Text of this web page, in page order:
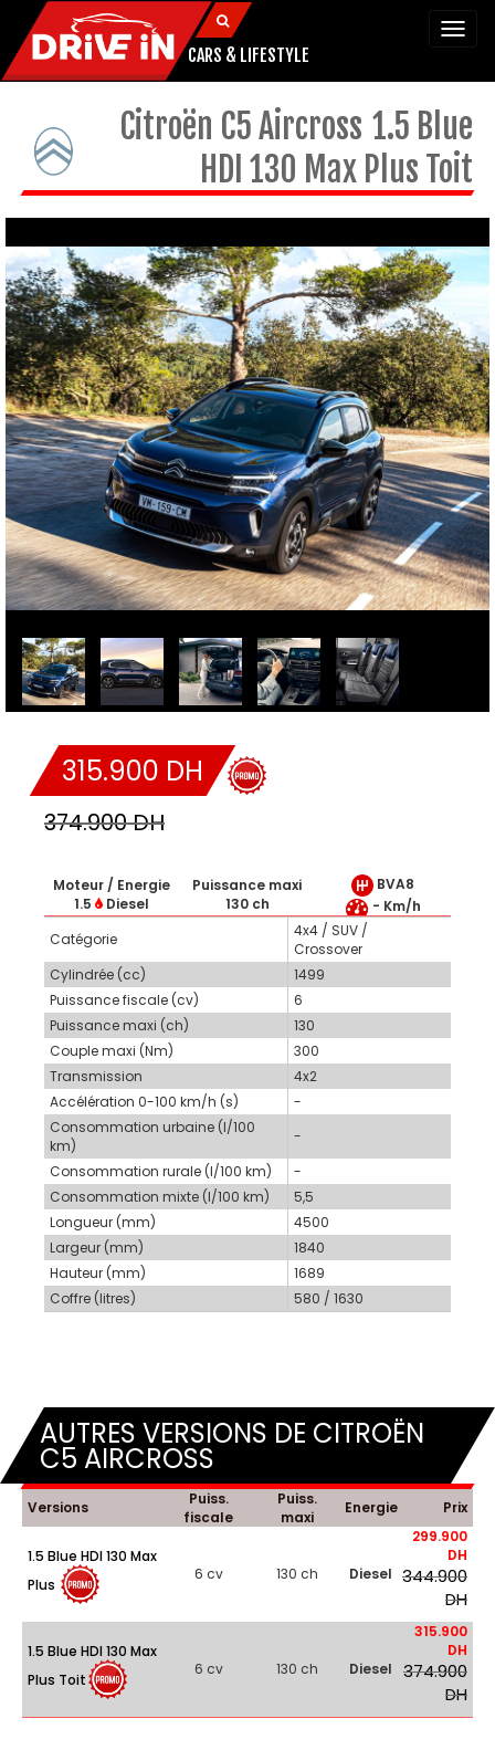
CARS & LIFESTYLE
Citroën C5 Aircross 1.5 Blue
HDI 130 Max Plus Toit
315.900 DH
374.900 DH
Moteur / Energie
1.5
Diesel
Puissance maxi
130 ch
BVA8
- Km/h
Catégorie
4x4 / SUV /
Crossover
Cylindrée (cc)
1499
Puissance fiscale (cv)
6
Puissance maxi (ch)
130
Couple maxi (Nm)
300
Transmission
4x2
Accélération 0-100 km/h (s)
-
Consommation urbaine (l/100
km)
-
Consommation rurale (l/100 km)
-
Consommation mixte (l/100 km)
5,5
Longueur (mm)
4500
Largeur (mm)
1840
Hauteur (mm)
1689
Coffre (litres)
580 / 1630
AUTRES VERSIONS DE CITROËN
C5 AIRCROSS
Versions
Puiss.
fiscale
Puiss.
maxi
Energie Prix
1.5 Blue HDI 130 Max
Plus
6 cv 130 ch Diesel
299.900
DH
344.900
DH
1.5 Blue HDI 130 Max
Plus Toit
6 cv 130 ch Diesel
315.900
DH
374.900
DH